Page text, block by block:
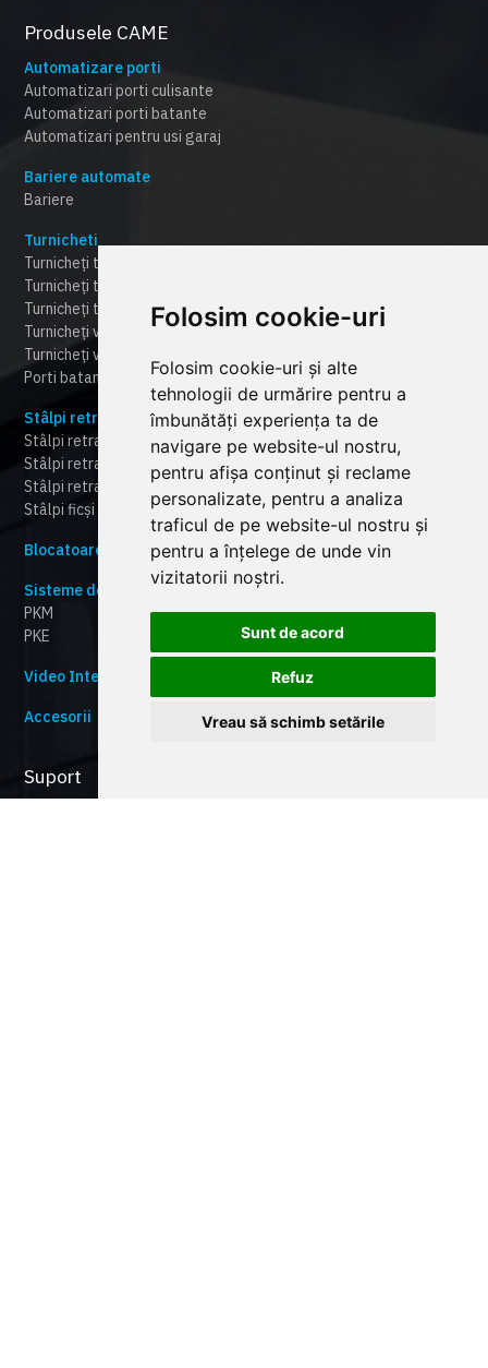
Folosim cookie-uri
Folosim cookie-uri și alte
tehnologii de urmărire pentru a
îmbunătăți experiența ta de
navigare pe website-ul nostru,
pentru afișa conținut și reclame
personalizate, pentru a analiza
traficul de pe website-ul nostru și
pentru a înțelege de unde vin
vizitatorii noștri.
Sunt de acord
Refuz
Vreau să schimb setările
Produsele CAME
Automatizare porti
Automatizari porti culisante
Automatizari porti batante
Automatizari pentru usi garaj
Bariere automate
Bariere
Turnicheti
Turnicheți tripod
Turnicheți tip "punte
Turnicheți tip poartă rapidă "speed-gate"
Turnicheți verticali "full-height"
Turnicheți verticali la semi-înălțime
Porti batante automate
Stâlpi retractabili automati
Stâlpi retractabili automați certificați la impact HBD
Stâlpi retractabili automați ranforsați RBD
Stâlpi retractabili automați pentru control trafic TBD
Stâlpi ficși ( bolarzi ficși) sau detașabili (HBD,RBD,TBD)
Blocatoare stradale
Sisteme de Parcare
PKM
PKE
Video Interfonie & Smart Home
Accesorii
Suport